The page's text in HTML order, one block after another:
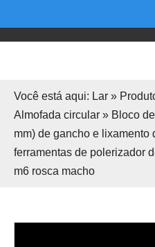
Você está aqui: Lar »
Almofada circular » Bloco
mm) de gancho e
ferramentas de polerizador
m6 rosca macho